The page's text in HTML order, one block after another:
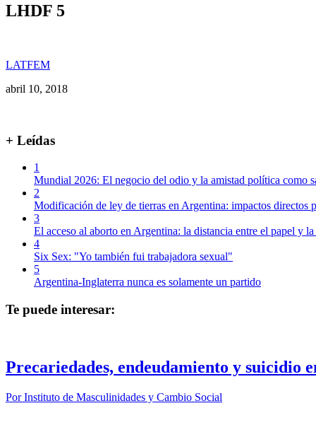
LHDF 5
LATFEM
abril 10, 2018
+ Leídas
1
Mundial 2026: El negocio del odio y la amistad política como
2
Modificación de ley de tierras en Argentina: impactos directos
3
El acceso al aborto en Argentina: la distancia entre el papel y la
4
Six Sex: "Yo también fui trabajadora sexual"
5
Argentina-Inglaterra nunca es solamente un partido
Te puede interesar:
Precariedades, endeudamiento y suicidio
PorInstituto de Masculinidades y Cambio Social